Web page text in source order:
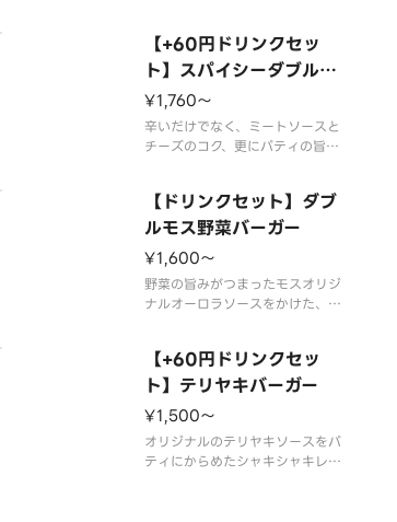
そります。
※辛くて食べられない場合がござ
ものが苦手な方はご注意くださ
い。
※食材の増減量・不使用等のご要
【+60円ドリンクセッ
ト】スパイシーダブルモ
スチーズバーガー
¥1,760〜
辛いだけでなく、ミートソースと
チーズのコク、更にパティの旨み
ました。※一部店舗ではお取り扱
いのない場合がございます。※店
了する場合がございます。※食材
の増減量・不使用等のご
【ドリンクセット】ダブ
ルモス野菜バーガー
¥1,600〜
野菜の旨みがつまったモスオリジ
ナルオーロラソースをかけた、モ
い方にもおすすめです。※一部店
舗ではお取り扱いのない場合がご
間内に販売を終了する場合がござ
います。※食材の増減
【+60円ドリンクセッ
ト】テリヤキバーガー
¥1,500〜
オリジナルのテリヤキソースをパ
ティにからめたシャキシャキレタ